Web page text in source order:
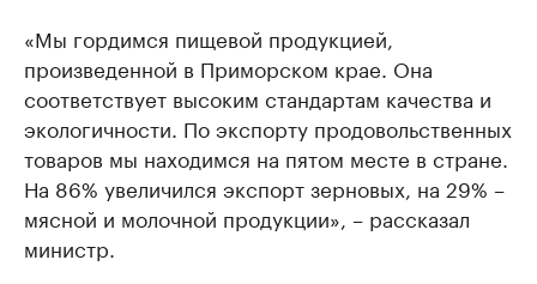
«Мы гордимся пищевой продукцией,
произведенной в Приморском крае. Она
соответствует высоким стандартам качества и
экологичности. По экспорту продовольственных
товаров мы находимся на пятом месте в стране.
На 86% увеличился экспорт зерновых, на 29% –
мясной и молочной продукции», – рассказал
министр.